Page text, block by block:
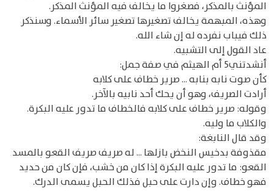
المؤنث بالمذكر، فصغروا ما يخالف فيه المؤنث المذكر.
وهذه، المبهمة يخالف تصغيرها تصغير سائر الأسماء. وسنذكر
ذلك فيباب نفرده له إن شاء الله.
عاد القول إلى التشبيه.
أنشدتني5 أم الهيثم في صفة جمل:
كأن صوت نابه بنابه ... صرير خطاف على كلابه
أرادت الصريف، وهو أن يحك أحد نابيه بالآخر.
وقوله: صرير خطاف على كلابه فالخطاف ما تدور عليه البكرة.
والكلاب ما وليه.
وقد قال النابغة:
مقذوفة بدخيس النخض بازلها ... له صريف صريف القعو بالمسد
القعو: ما تدور عليه البكرة إذا كان من خشب، فإن كان من حديد
فهو خطاف. وإن دارت على حبل فذلك الحبل يسمى الدرك.